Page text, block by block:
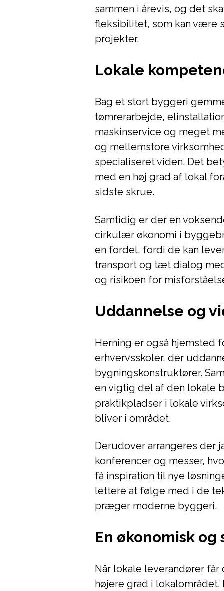
sammen i årevis, og det
fleksibilitet, som kan være
projekter.
Lokale
Bag et stort byggeri
tømrerarbejde,
maskinservice og meget
og mellemstore
specialiseret viden. Det
med en høj grad af lokal
sidste skrue.
Samtidig er der en
cirkulær økonomi i
en fordel, fordi de kan
transport og tæt dialog
og risikoen for
Uddannelse og
Herning er også hjemsted
erhvervsskoler, der
bygningskonstruktører.
en vigtig del af den lokale
praktikpladser i lokale
bliver i området.
Derudover arrangeres
konferencer og messer,
få inspiration til nye
lettere at følge med i de
præger moderne byggeri.
En økonomisk
Når lokale leverandører
højere grad i